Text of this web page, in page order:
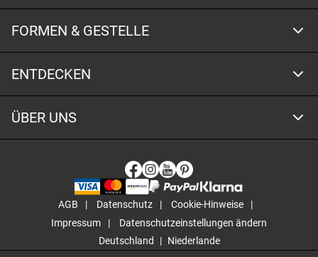
FORMEN & GESTELLE
ENTDECKEN
ÜBER UNS
AGB Datenschutz
Cookie-Hinweise
Impressum
Datenschutzeinstellungen ändern
Deutschland
Niederlande